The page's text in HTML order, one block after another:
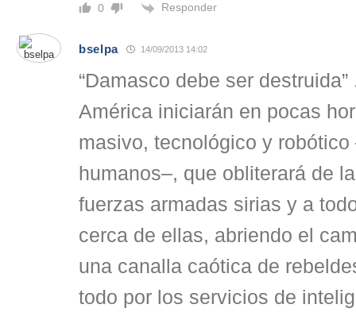
0 Responder
bselpa 14/09/2013 14:02
“Damasco debe ser
América iniciarán en pocas
masivo, tecnológico y robótico
humanos–, que obliterará de
fuerzas armadas sirias y a
cerca de ellas, abriendo el
una canalla caótica de
todo por los servicios de